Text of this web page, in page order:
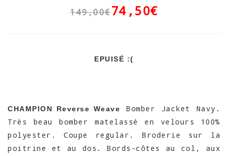
149,00€74,50€
EPUISÉ :(
CHAMPION Reverse Weave
Bomber Jacket Navy.
Très beau bomber matelassé en velours 100%
polyester. Coupe regular. Broderie sur la
poitrine et au dos. Bords-côtes au col, aux